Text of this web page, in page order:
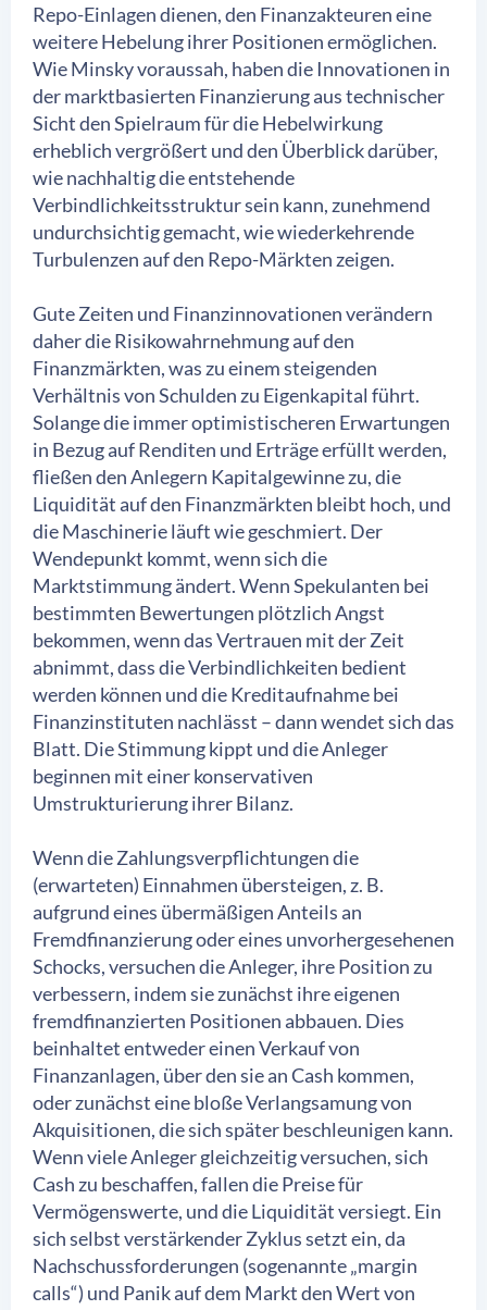
Repo-Einlagen dienen, den Finanzakteuren eine
weitere Hebelung ihrer Positionen ermöglichen.
Wie Minsky voraussah, haben die Innovationen in
der marktbasierten Finanzierung aus technischer
Sicht den Spielraum für die Hebelwirkung
erheblich vergrößert und den Überblick darüber,
wie nachhaltig die entstehende
Verbindlichkeitsstruktur sein kann, zunehmend
undurchsichtig gemacht, wie wiederkehrende
Turbulenzen auf den Repo-Märkten zeigen.
Gute Zeiten und Finanzinnovationen verändern
daher die Risikowahrnehmung auf den
Finanzmärkten, was zu einem steigenden
Verhältnis von Schulden zu Eigenkapital führt.
Solange die immer optimistischeren Erwartungen
in Bezug auf Renditen und Erträge erfüllt werden,
fließen den Anlegern Kapitalgewinne zu, die
Liquidität auf den Finanzmärkten bleibt hoch, und
die Maschinerie läuft wie geschmiert. Der
Wendepunkt kommt, wenn sich die
Marktstimmung ändert. Wenn Spekulanten bei
bestimmten Bewertungen plötzlich Angst
bekommen, wenn das Vertrauen mit der Zeit
abnimmt, dass die Verbindlichkeiten bedient
werden können und die Kreditaufnahme bei
Finanzinstituten nachlässt – dann wendet sich das
Blatt. Die Stimmung kippt und die Anleger
beginnen mit einer konservativen
Umstrukturierung ihrer Bilanz.
Wenn die Zahlungsverpflichtungen die
(erwarteten) Einnahmen übersteigen, z. B.
aufgrund eines übermäßigen Anteils an
Fremdfinanzierung oder eines unvorhergesehenen
Schocks, versuchen die Anleger, ihre Position zu
verbessern, indem sie zunächst ihre eigenen
fremdfinanzierten Positionen abbauen. Dies
beinhaltet entweder einen Verkauf von
Finanzanlagen, über den sie an Cash kommen,
oder zunächst eine bloße Verlangsamung von
Akquisitionen, die sich später beschleunigen kann.
Wenn viele Anleger gleichzeitig versuchen, sich
Cash zu beschaffen, fallen die Preise für
Vermögenswerte, und die Liquidität versiegt. Ein
sich selbst verstärkender Zyklus setzt ein, da
Nachschussforderungen (sogenannte „margin
calls“) und Panik auf dem Markt den Wert von